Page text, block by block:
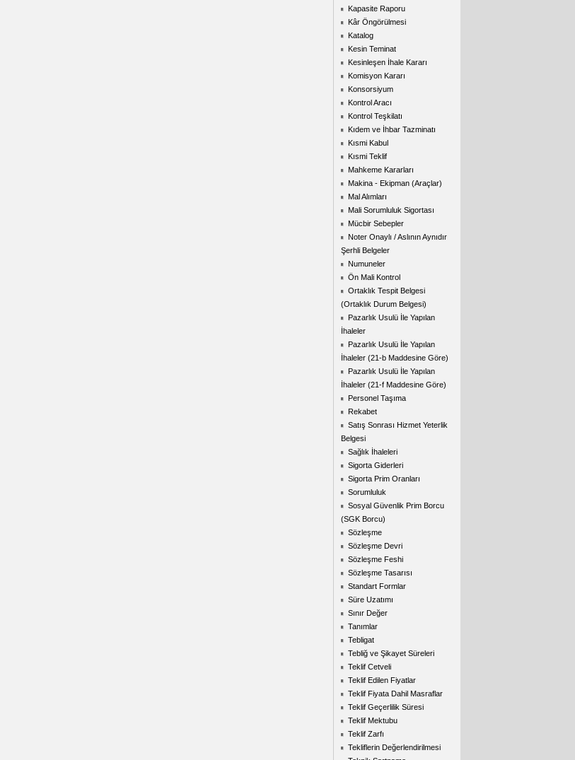
Kapasite Raporu
Kâr Öngörülmesi
Katalog
Kesin Teminat
Kesinleşen İhale Kararı
Komisyon Kararı
Konsorsiyum
Kontrol Aracı
Kontrol Teşkilatı
Kıdem ve İhbar Tazminatı
Kısmi Kabul
Kısmi Teklif
Mahkeme Kararları
Makina - Ekipman (Araçlar)
Mal Alımları
Mali Sorumluluk Sigortası
Mücbir Sebepler
Noter Onaylı / Aslının Aynıdır
Şerhli Belgeler
Numuneler
Ön Mali Kontrol
Ortaklık Tespit Belgesi
(Ortaklık Durum Belgesi)
Pazarlık Usulü İle Yapılan
İhaleler
Pazarlık Usulü İle Yapılan
İhaleler (21-b Maddesine Göre)
Pazarlık Usulü İle Yapılan
İhaleler (21-f Maddesine Göre)
Personel Taşıma
Rekabet
Satış Sonrası Hizmet Yeterlik
Belgesi
Sağlık İhaleleri
Sigorta Giderleri
Sigorta Prim Oranları
Sorumluluk
Sosyal Güvenlik Prim Borcu
(SGK Borcu)
Sözleşme
Sözleşme Devri
Sözleşme Feshi
Sözleşme Tasarısı
Standart Formlar
Süre Uzatımı
Sınır Değer
Tanımlar
Tebligat
Tebliğ ve Şikayet Süreleri
Teklif Cetveli
Teklif Edilen Fiyatlar
Teklif Fiyata Dahil Masraflar
Teklif Geçerlilik Süresi
Teklif Mektubu
Teklif Zarfı
Tekliflerin Değerlendirilmesi